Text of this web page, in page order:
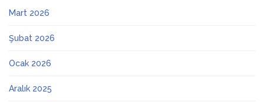
Mart 2026
Şubat 2026
Ocak 2026
Aralık 2025